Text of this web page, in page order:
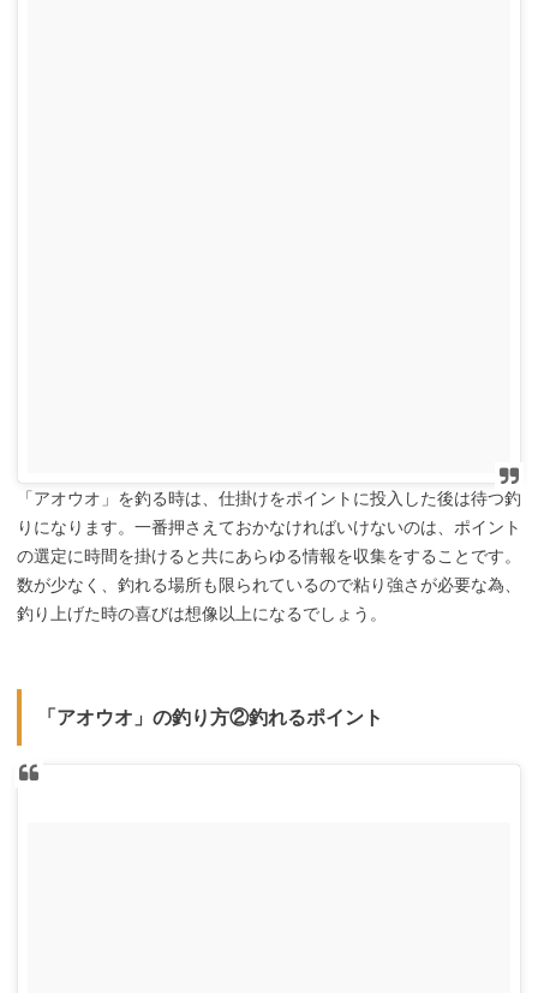
「アオウオ」を釣る時は、仕掛けをポイントに投入した後は待つ釣
りになります。一番押さえておかなければいけないのは、ポイント
の選定に時間を掛けると共にあらゆる情報を収集をすることです。
数が少なく、釣れる場所も限られているので粘り強さが必要な為、
釣り上げた時の喜びは想像以上になるでしょう。
「アオウオ」の釣り方②釣れるポイント